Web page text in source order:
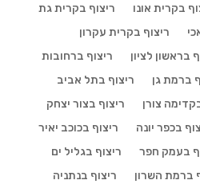
בקרית אונו
ריצוף בקרית גת
ריצוף בקרית עקרון
בראשון לציון
ריצוף ברחובות
ברמת גן
ריצוף בתל אביב
צורן
ריצוף בצור יצחק
בכפר יונה
ריצוף בכוכב יאיר
בעמק חפר
ריצוף בגליל ים
ברמת השרון
ריצוף בנתניה